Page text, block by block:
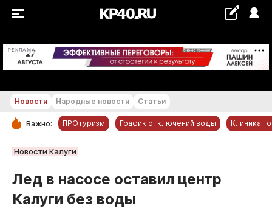
РЕКЛАМА +20...+21 °С
РУБРИКИ
Новости компаний
Статьи
Новости Народные новости Статьи
Важно: ПРОтуризм График отключений воды Клиника
Новости Калуги
Лед в насосе оставил центр
Калуги без воды